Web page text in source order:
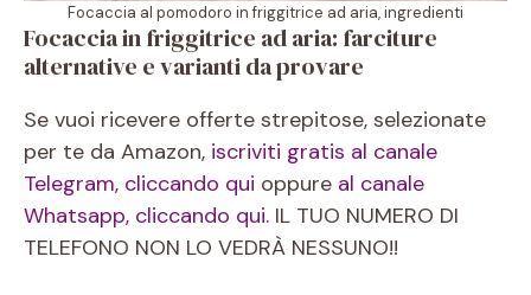
Focaccia al pomodoro in friggitrice ad aria, ingredienti
Focaccia in friggitrice ad aria: farciture
alternative e varianti da provare
Se vuoi ricevere offerte strepitose, selezionate
per te da Amazon, iscriviti gratis al canale
Telegram, cliccando qui oppure al canale
Whatsapp, cliccando qui. IL TUO NUMERO DI
TELEFONO NON LO VEDRÀ NESSUNO!!